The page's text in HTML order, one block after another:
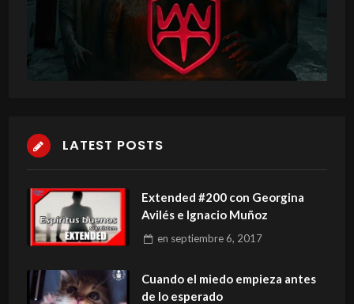
LATEST POSTS
Extended #200 con Georgina
Avilés e Ignacio Muñoz
en septiembre 6, 2017
Cuando el miedo empieza antes
de lo esperado